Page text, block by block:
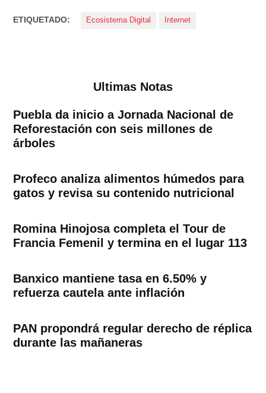
ETIQUETADO: Ecosistema Digital Internet
Ultimas Notas
Puebla da inicio a Jornada Nacional de
Reforestación con seis millones de
árboles
Profeco analiza alimentos húmedos para
gatos y revisa su contenido nutricional
Romina Hinojosa completa el Tour de
Francia Femenil y termina en el lugar 113
Banxico mantiene tasa en 6.50% y
refuerza cautela ante inflación
PAN propondrá regular derecho de réplica
durante las mañaneras